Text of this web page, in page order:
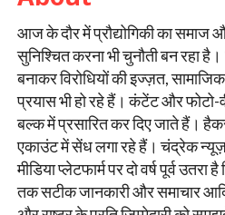
आज के दौर में प्रौद्योगिकी का समाज
सुनिश्चित करना भी चुनौती बन रहा
बनाकर विरोधियों की इज्ज़त,
प्रयास भी हो रहे हैं। कंटेंट और फोटो-
बल्क में प्रसारित कर दिए जाते हैं।
एकाउंट में सेंध लगा रहे हैं। चंद्रेक
मीडिया प्लेटफार्म पर दो वर्ष पूर्व उतरा
तक सटीक जानकारी और समाचार